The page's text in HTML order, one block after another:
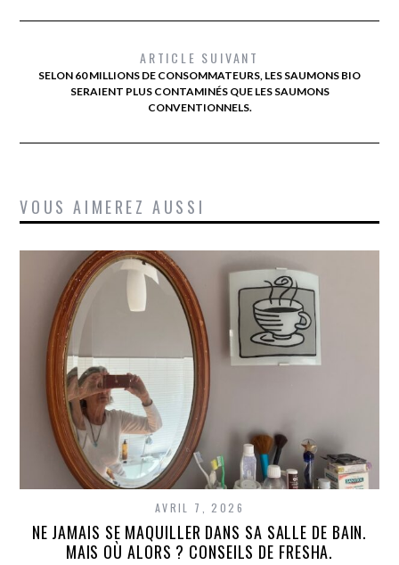
ARTICLE SUIVANT
SELON 60 MILLIONS DE CONSOMMATEURS, LES SAUMONS BIO
SERAIENT PLUS CONTAMINÉS QUE LES SAUMONS
CONVENTIONNELS.
VOUS AIMEREZ AUSSI
AVRIL 7, 2026
NE JAMAIS SE MAQUILLER DANS SA SALLE DE BAIN.
MAIS OÙ ALORS ? CONSEILS DE FRESHA.